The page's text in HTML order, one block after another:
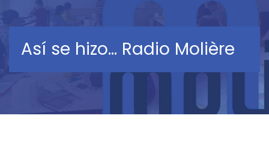
Así se hizo… Radio Molière